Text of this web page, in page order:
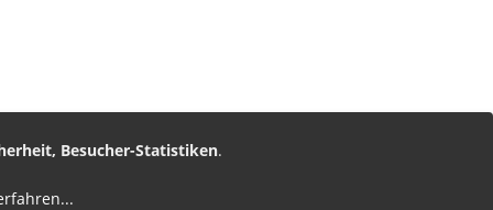
Besucher-Statistiken.
...